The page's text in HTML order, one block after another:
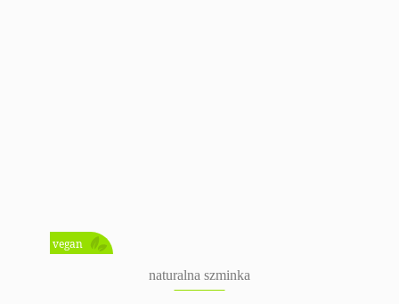
vegan
naturalna szminka